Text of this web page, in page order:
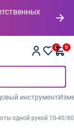
0 0
инструмент
одной рукой 10-40/80